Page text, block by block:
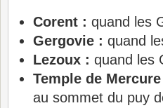
Corent : quand les
Gergovie : quand
Lezoux : quand les
Temple de
au sommet du puy